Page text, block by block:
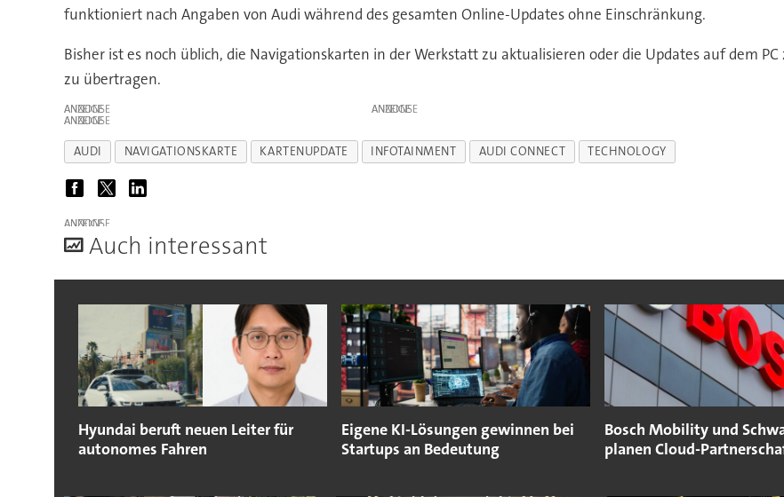
funktioniert nach Angaben von Audi während des gesamten Online-Updates ohne Einschränkung.
Bisher ist es noch üblich, die Navigationskarten in der Werkstatt zu aktualisieren oder die Updates auf dem
zu übertragen.
ANZEIGE ANZEIGE
ANZEIGE
AUDI NAVIGATIONSKARTE KARTENUPDATE INFOTAINMENT AUDI CONNECT TECHNOLOGY
ANZEIGE
Auch interessant
Hyundai beruft neuen Leiter für
autonomes Fahren
Eigene KI-Lösungen gewinnen bei
Startups an Bedeutung
Bosch Mobility und
planen Cloud-